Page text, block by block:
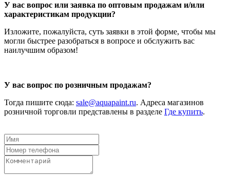
У вас вопрос или заявка по оптовым продажам и/или
характеристикам продукции?
Изложите, пожалуйста, суть заявки в этой форме, чтобы мы
могли быстрее разобраться в вопросе и обслужить вас
наилучшим образом!
У вас вопрос по розничным продажам?
Тогда пишите сюда: sale@aquapaint.ru. Адреса магазинов
розничной торговли представлены в разделе Где купить.